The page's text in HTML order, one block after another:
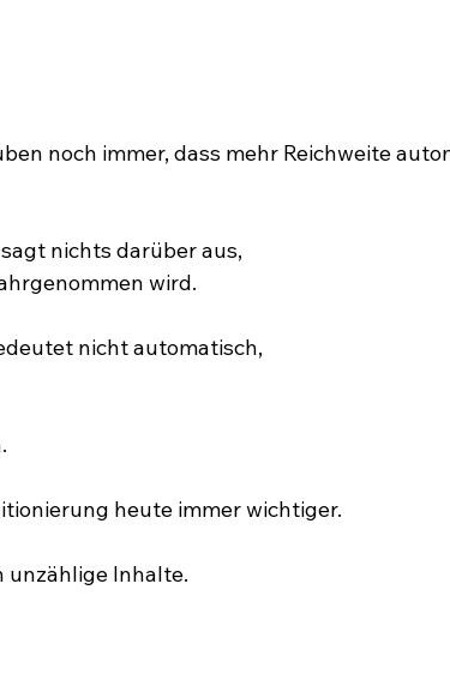
noch immer, dass mehr Reichweite
nichts darüber aus,
wird.
nicht automatisch,
heute immer wichtiger.
unzählige Inhalte.